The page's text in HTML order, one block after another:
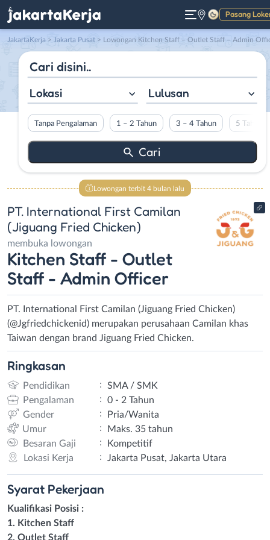
Pasang
Gelap
JakartaKerja > Jakarta Pusat > Lowongan Kitchen Staff – Outlet Staff – Admin Officer di PT. International First Camilan (Jiguang Fried
Lokasi Lulusan
Tanpa Pengalaman 1 – 2 Tahun 3 – 4 Tahun 5 Tahun
Lowongan terbit 4 bulan lalu
PT. International First Camilan
(Jiguang Fried Chicken)
membuka lowongan
Kitchen Staff - Outlet
Staff - Admin Officer
PT. International First Camilan (Jiguang Fried Chicken)
(@Jgfriedchickenid) merupakan perusahaan Camilan khas
Taiwan dengan brand Jiguang Fried Chicken.
Ringkasan
Pendidikan :
SMA / SMK
Pengalaman
:
0 - 2 Tahun
Gender
:
Pria/Wanita
Umur
:
Maks. 35 tahun
Besaran Gaji
:
Kompetitif
Lokasi Kerja
: Jakarta Pusat, Jakarta Utara
Syarat Pekerjaan
Kualifikasi Posisi :
1. Kitchen Staff
2. Outlet Staff